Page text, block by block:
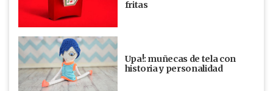
fritas
Upa!: muñecas de tela con
historia y personalidad